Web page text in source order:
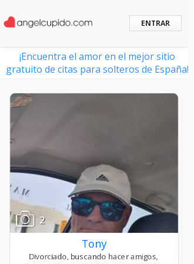
ENTRAR
¡Encuentra el amor en el mejor sitio
gratuito de citas para solteros de España!
2
Tony